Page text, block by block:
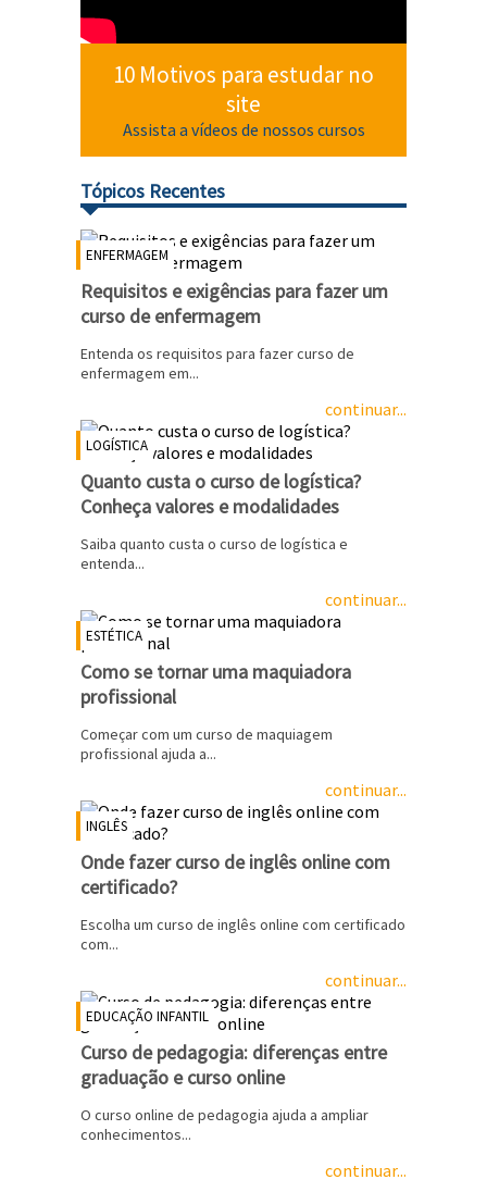
10 Motivos para estudar no
site
Assista a vídeos de nossos cursos
Tópicos Recentes
ENFERMAGEM
Requisitos e exigências para fazer um
curso de enfermagem
Entenda os requisitos para fazer curso de
enfermagem em...
continuar...
LOGÍSTICA
Quanto custa o curso de logística?
Conheça valores e modalidades
Saiba quanto custa o curso de logística e
entenda...
continuar...
ESTÉTICA
Como se tornar uma maquiadora
profissional
Começar com um curso de maquiagem
profissional ajuda a...
continuar...
INGLÊS
Onde fazer curso de inglês online com
certificado?
Escolha um curso de inglês online com certificado
com...
continuar...
EDUCAÇÃO INFANTIL
Curso de pedagogia: diferenças entre
graduação e curso online
O curso online de pedagogia ajuda a ampliar
conhecimentos...
continuar...